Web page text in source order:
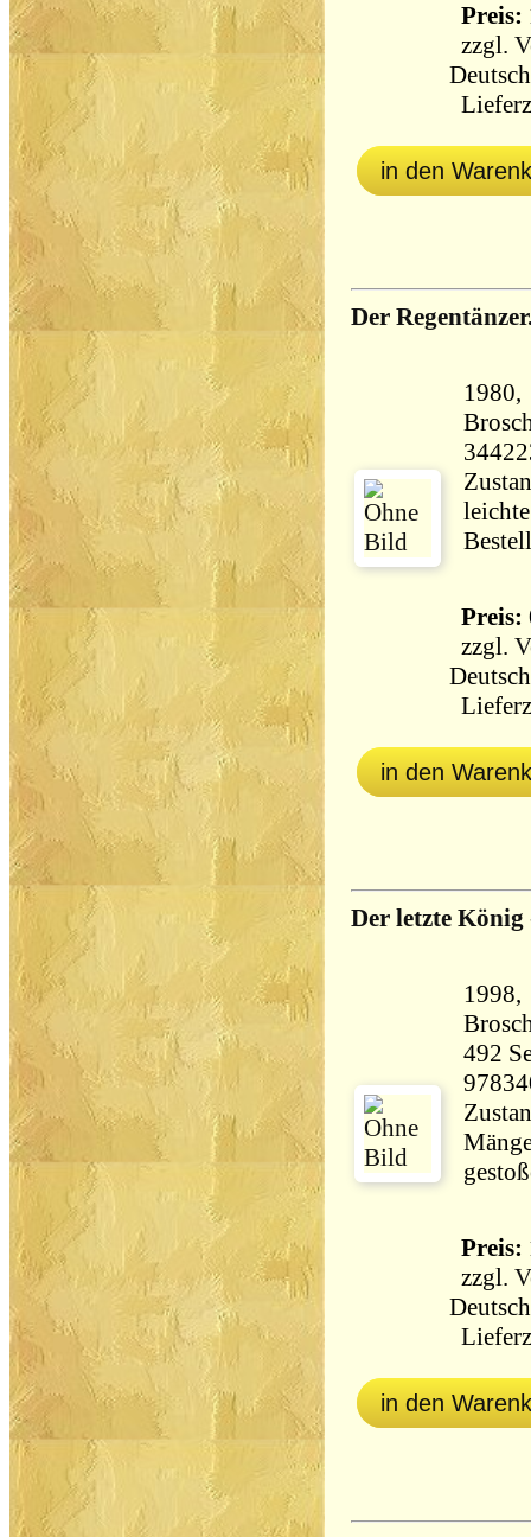
Preis:
zzgl.
in den
Der
Preis:
zzgl.
in den
Der letzte König
492 Seiten
Preis:
zzgl.
in den